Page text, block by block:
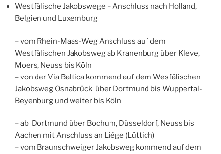
Westfälische Jakobswege – Anschluss nach Holland,
Belgien und Luxemburg
– vom Rhein-Maas-Weg Anschluss auf dem
Westfälischen Jakobsweg ab Kranenburg über Kleve,
Moers, Neuss bis Köln
– von der Via Baltica kommend auf dem Wesfälischen
Jakobsweg Osnabrück über Dortmund bis Wuppertal-
Beyenburg und weiter bis Köln
– ab Dortmund über Bochum, Düsseldorf, Neuss bis
Aachen mit Anschluss an Liége (Lüttich)
– vom Braunschweiger Jakobsweg kommend auf dem